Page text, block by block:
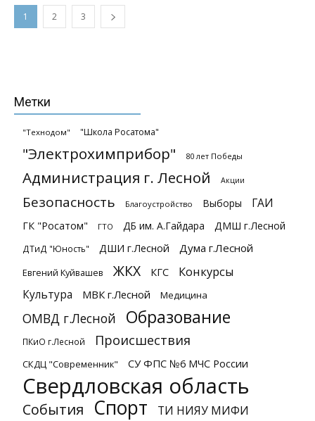
1 2 3
Метки
"Технодом" "Школа Росатома"
"Электрохимприбор" 80 лет Победы
Администрация г. Лесной Акции
Безопасность Благоустройство Выборы ГАИ
ГК "Росатом" ГТО ДБ им. А.Гайдара ДМШ г.Лесной
ДТиД "Юность" ДШИ г.Лесной Дума г.Лесной
Евгений Куйвашев ЖКХ КГС Конкурсы
Культура МВК г.Лесной Медицина
ОМВД г.Лесной Образование
ПКиО г.Лесной Происшествия
СКДЦ "Современник" СУ ФПС №6 МЧС России
Свердловская область
События Спорт ТИ НИЯУ МИФИ